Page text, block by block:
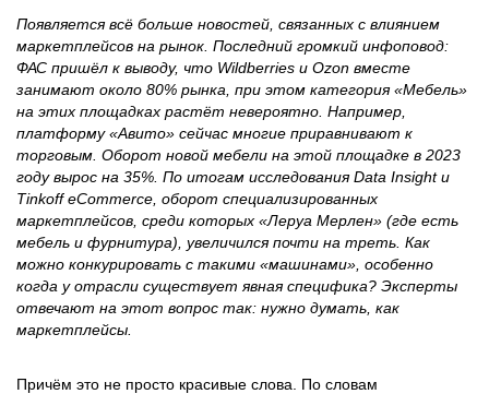
Появляется всё больше новостей, связанных с влиянием
маркетплейсов на рынок. Последний громкий инфоповод:
ФАС пришёл к выводу, что Wildberries и Ozon вместе
занимают около 80% рынка, при этом категория «Мебель»
на этих площадках растёт невероятно. Например,
платформу «Авито» сейчас многие приравнивают к
торговым. Оборот новой мебели на этой площадке в 2023
году вырос на 35%. По итогам исследования Data Insight и
Tinkoff eCommerce, оборот специализированных
маркетплейсов, среди которых «Леруа Мерлен» (где есть
мебель и фурнитура), увеличился почти на треть. Как
можно конкурировать с такими «машинами», особенно
когда у отрасли существует явная специфика? Эксперты
отвечают на этот вопрос так: нужно думать, как
маркетплейсы.
Причём это не просто красивые слова. По словам